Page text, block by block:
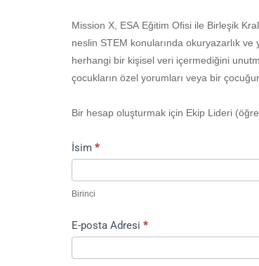
Mission X, ESA Eğitim Ofisi ile Birleşik
neslin STEM konularında okuryazarlık
herhangi bir kişisel veri içermediğini
çocukların özel yorumları veya bir
Bir hesap oluşturmak için Ekip Lideri
İsim *
Birinci
E-posta Adresi *